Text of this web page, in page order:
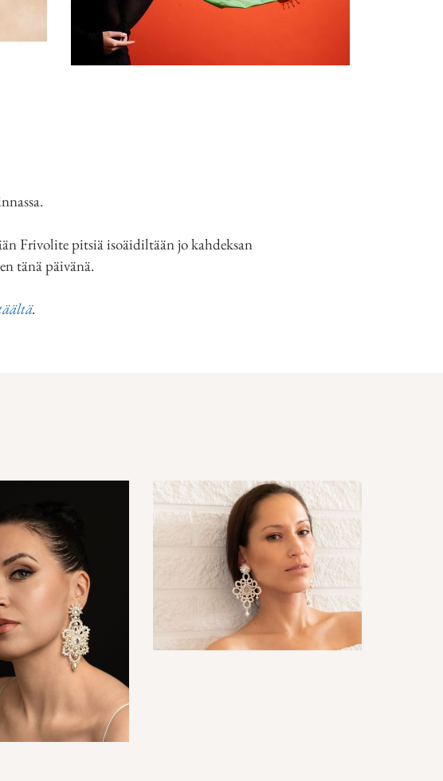
Frivolite pitsiä isoäidiltään jo kahdeksan
tänä päivänä.
.